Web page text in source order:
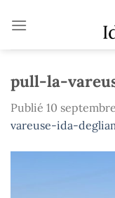
pull-la-
Publié 10
vareuse-ida-